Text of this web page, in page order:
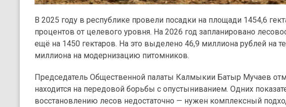
В 2025 году в республике провели посадки на площади 1454,6
процентов от целевого уровня. На 2026 год запланировано
ещё на 1450 гектаров. На это выделено 46,9 миллиона рублей на
миллиона на модернизацию питомников.
Председатель Общественной палаты Калмыкии Батыр Мучаев
находится на передовой борьбы с опустыниванием. Одних
восстановлению лесов недостаточно — нужен комплексный